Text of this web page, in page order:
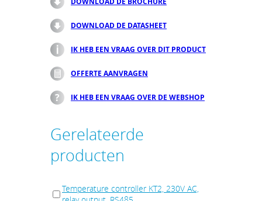
DOWNLOAD DE DATASHEET
IK HEB EEN VRAAG OVER DIT PRODUCT
OFFERTE AANVRAGEN
IK HEB EEN VRAAG OVER DE WEBSHOP
Gerelateerde
producten
Temperature controller KT2, 230V AC,